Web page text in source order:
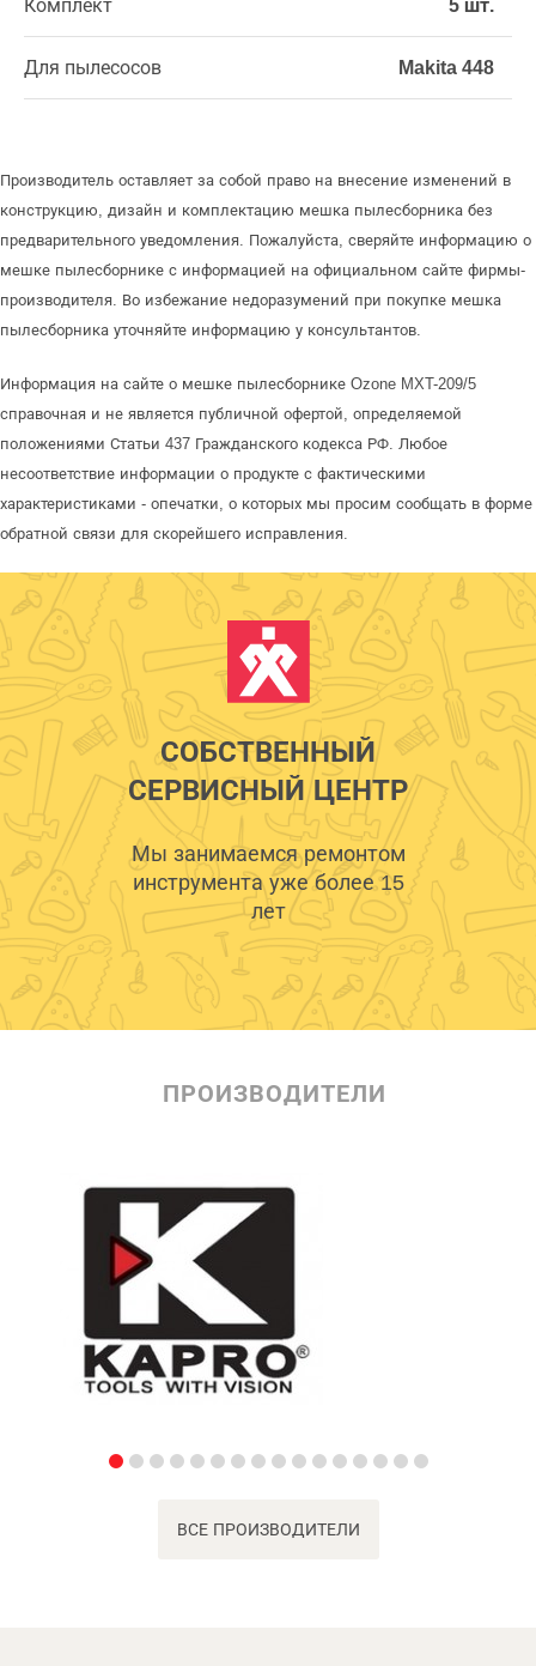
Комплект 5 шт.
Для пылесосов Makita 448
Производитель оставляет за собой право на внесение изменений в
конструкцию, дизайн и комплектацию мешка пылесборника без
предварительного уведомления. Пожалуйста, сверяйте информацию о
мешке пылесборнике с информацией на официальном сайте фирмы-
производителя. Во избежание недоразумений при покупке мешка
пылесборника уточняйте информацию у консультантов.
Информация на сайте о мешке пылесборнике Ozone MXT-209/5
справочная и не является публичной офертой, определяемой
положениями Статьи 437 Гражданского кодекса РФ. Любое
несоответствие информации о продукте с фактическими
характеристиками - опечатки, о которых мы просим сообщать в форме
обратной связи для скорейшего исправления.
СОБСТВЕННЫЙ
СЕРВИСНЫЙ ЦЕНТР
Мы занимаемся ремонтом
инструмента уже более 15
лет
ПРОИЗВОДИТЕЛИ
ВСЕ ПРОИЗВОДИТЕЛИ